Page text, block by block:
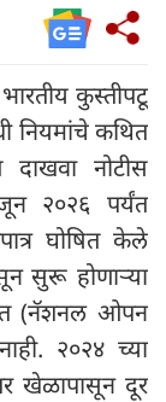
कुस्तीपटू
नियमांचे कथित
नोटीस
२०२६ पर्यंत
घोषित केले
सुरू होणाऱ्या
(नॅशनल ओपन
२०२४ च्या
खेळापासून दूर